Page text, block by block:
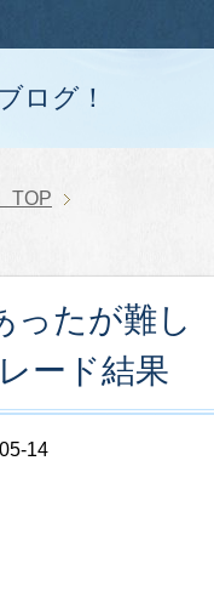
ログ！
TOP
ったが難し
ード結果
14